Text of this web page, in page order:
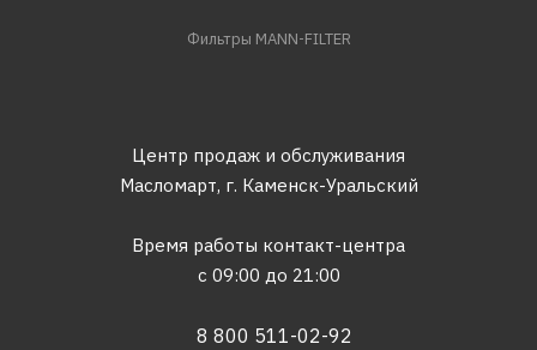
Фильтры MANN-FILTER
Центр продаж и обслуживания
Масломарт, г. Каменск-Уральский
Время работы контакт-центра
с 09:00 до 21:00
8 800 511-02-92